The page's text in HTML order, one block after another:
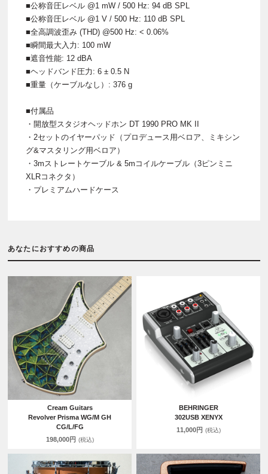
■公称音圧レベル @1 mW / 500 Hz: 94 dB SPL
■公称音圧レベル @1 V / 500 Hz: 110 dB SPL
■全高調波歪み (THD) @500 Hz: < 0.06%
■瞬間最大入力: 100 mW
■遮音性能: 12 dBA
■ヘッドバンド圧力: 6 ± 0.5 N
■重量（ケーブルなし）: 376 g
■付属品
・開放型スタジオヘッドホン DT 1990 PRO MK II
・2セットのイヤーパッド（プロデュース用ベロア、ミキシン
グ&マスタリング用ベロア）
・3mストレートケーブル & 5mコイルケーブル（3ピンミニ
XLRコネクタ）
・プレミアムハードケース
あなたにおすすめの商品
Cream Guitars
Revolver Prisma WG/M GH
CG/L/FG
198,000円 (税込)
BEHRINGER
302USB XENYX
11,000円 (税込)